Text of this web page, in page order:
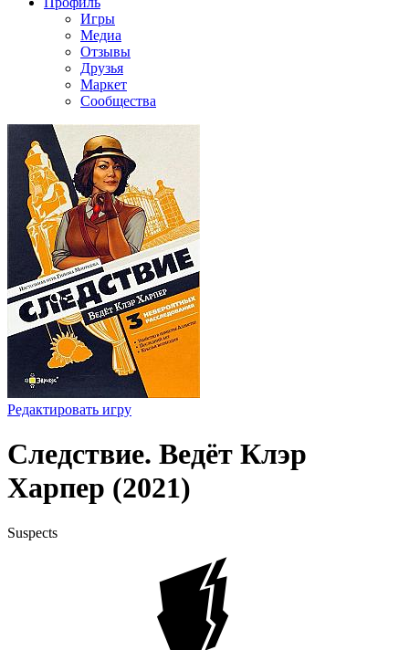
Игры
Медиа
Отзывы
Друзья
Маркет
Сообщества
Редактировать игру
Следствие. Ведёт Клэр
Харпер (2021)
Suspects